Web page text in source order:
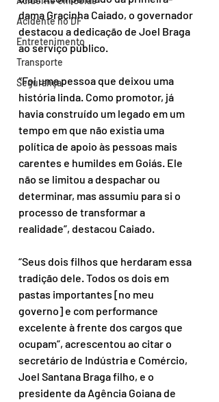
Acidente no DF
Entretenimento
Transporte
Segurança
dama Gracinha Caiado, o governador
destacou a dedicação de Joel Braga
ao serviço público.
“Foi uma pessoa que deixou uma
história linda. Como promotor, já
havia construído um legado em um
tempo em que não existia uma
política de apoio às pessoas mais
carentes e humildes em Goiás. Ele
não se limitou a despachar ou
determinar, mas assumiu para si o
processo de transformar a
realidade”, destacou Caiado.
“Seus dois filhos que herdaram essa
tradição dele. Todos os dois em
pastas importantes [no meu
governo] e com performance
excelente à frente dos cargos que
ocupam”, acrescentou ao citar o
secretário de Indústria e Comércio,
Joel Santana Braga filho, e o
presidente da Agência Goiana de